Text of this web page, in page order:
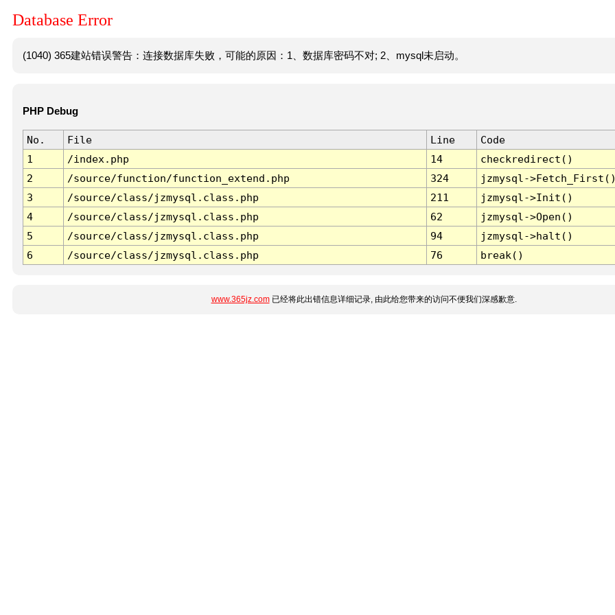
Database Error
(1040) 365建站错误警告：连接数据库失败，可能的原因：1、数据库密码不对; 2、mysql未启动。
PHP Debug
No. File Line
Code
1
/index.php 14
checkredirect()
2
/source/function/function_extend.php 324
jzmysql-
3
/source/class/jzmysql.class.php 211
jzmysql->Init()
4
/source/class/jzmysql.class.php 62
jzmysql->Open()
5
/source/class/jzmysql.class.php 94
jzmysql->halt()
6
/source/class/jzmysql.class.php 76 break()
www.365jz.com已经将此出错信息详细记录, 由此给您带来的访问不便我们深感歉意.